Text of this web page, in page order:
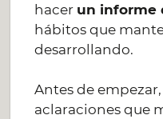
hacer un informe
hábitos que
desarrollando.
Antes de
aclaraciones que